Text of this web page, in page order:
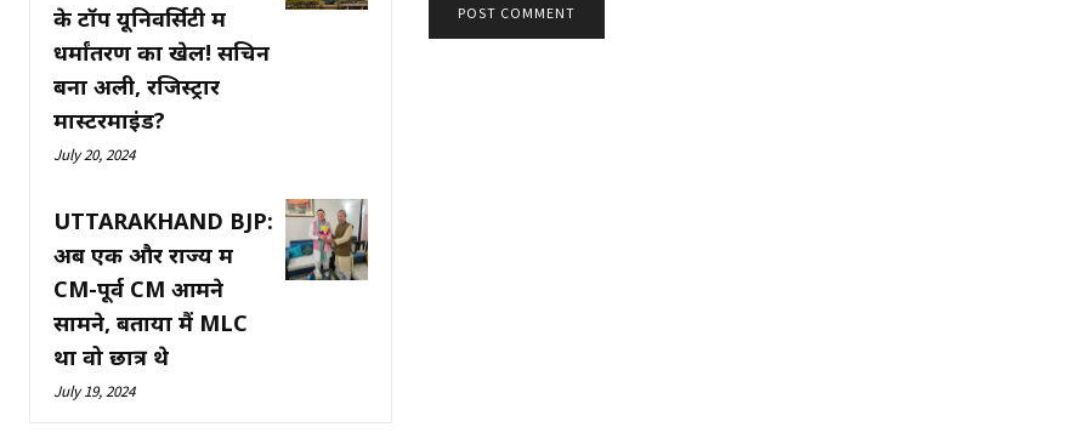
के टॉप यूनिवर्सिटी में
धर्मांतरण का खेल! सचिन
बना अली, रजिस्ट्रार
मास्टरमाइंड?
July 20, 2024
UTTARAKHAND BJP:
अब एक और राज्य में
CM-पूर्व CM आमने
सामने, बताया मैं MLC
था वो छात्र थे
July 19, 2024